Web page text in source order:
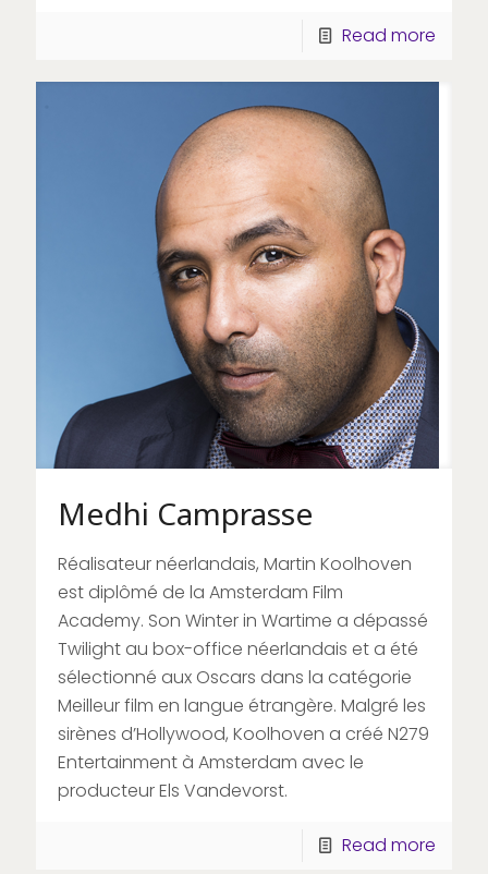
Read more
Medhi Camprasse
Réalisateur néerlandais, Martin Koolhoven
est diplômé de la Amsterdam Film
Academy. Son Winter in Wartime a dépassé
Twilight au box-office néerlandais et a été
sélectionné aux Oscars dans la catégorie
Meilleur film en langue étrangère. Malgré les
sirènes d’Hollywood, Koolhoven a créé N279
Entertainment à Amsterdam avec le
producteur Els Vandevorst.
Read more